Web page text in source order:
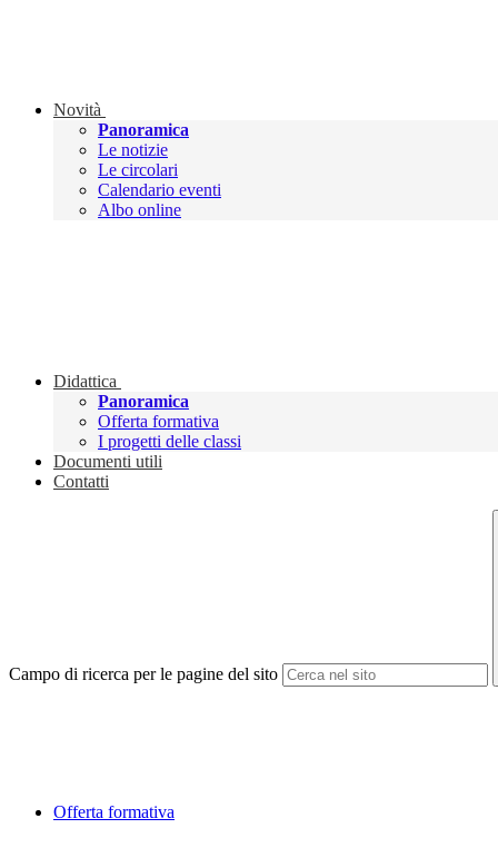
Novità
Panoramica
Le notizie
Le circolari
Calendario eventi
Albo online
Didattica
Panoramica
Offerta formativa
I progetti delle classi
Documenti utili
Contatti
Campo di ricerca per le pagine del sito
Offerta formativa